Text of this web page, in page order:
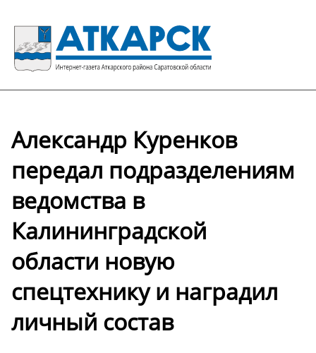
Александр Куренков
передал подразделениям
ведомства в
Калининградской
области новую
спецтехнику и наградил
личный состав